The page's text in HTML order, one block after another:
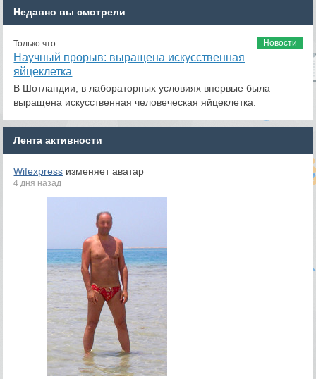
Недавно вы смотрели
Новости
Только что
Научный прорыв: выращена искусственная
яйцеклетка
В Шотландии, в лабораторных условиях впервые была
выращена искусственная человеческая яйцеклетка.
Лента активности
Wifexpress изменяет аватар
4 дня назад